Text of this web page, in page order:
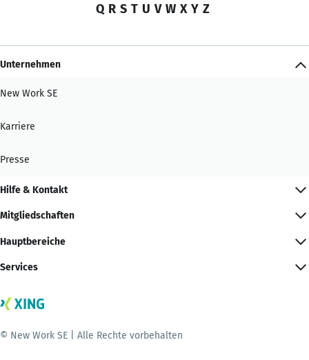
Q R S T U V W X Y Z
Unternehmen
New Work SE
Karriere
Presse
Hilfe & Kontakt
Mitgliedschaften
Hauptbereiche
Services
© New Work SE | Alle Rechte vorbehalten